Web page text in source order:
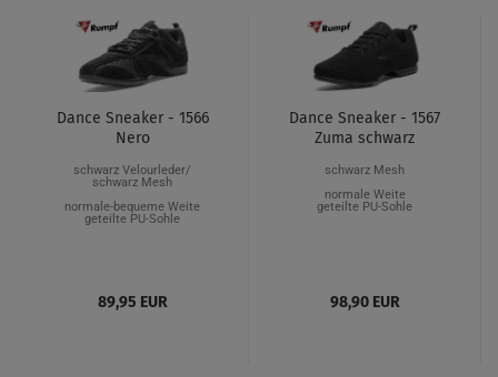
Dance Sneaker - 1566
Nero
schwarz Velourleder/
schwarz Mesh
normale-bequeme Weite
geteilte PU-Sohle
89,95 EUR
Dance Sneaker - 1567
Zuma schwarz
schwarz Mesh
normale Weite
geteilte PU-Sohle
98,90 EUR